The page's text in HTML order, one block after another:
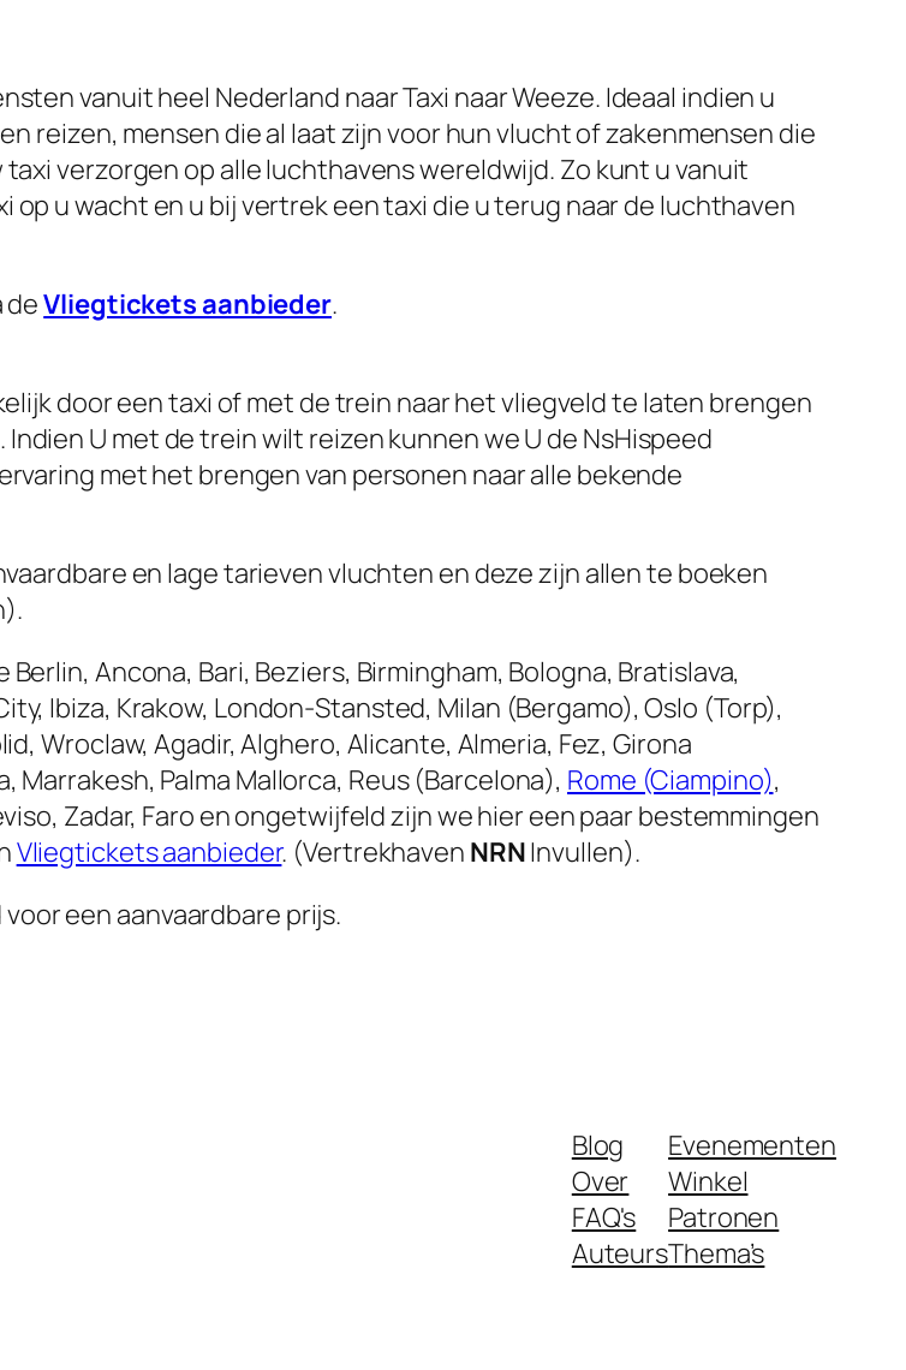
vanuit heel Nederland naar Taxi naar Weeze. Ideaal indien u
reizen, mensen die al laat zijn voor hun vlucht of zakenmensen die
verzorgen op alle luchthavens wereldwijd. Zo kunt u vanuit
u wacht en u bij vertrek een taxi die u terug naar de luchthaven
deVliegtickets aanbieder.
door een taxi of met de trein naar het vliegveld te laten brengen
U met de trein wilt reizen kunnen we U de NsHispeed
met het brengen van personen naar alle bekende
en lage tarieven vluchten en deze zijn allen te boeken
Ancona, Bari, Beziers, Birmingham, Bologna, Bratislava,
Ibiza, Krakow, London-Stansted, Milan (Bergamo), Oslo (Torp),
Wroclaw, Agadir, Alghero, Alicante, Almeria, Fez, Girona
Marrakesh, Palma Mallorca, Reus (Barcelona), Rome (Ciampino),
Zadar, Faro en ongetwijfeld zijn we hier een paar bestemmingen
Vliegtickets aanbieder. (Vertrekhaven NRNInvullen).
een aanvaardbare prijs.
Blog
Over
FAQ's
Auteurs
Evenementen
Winkel
Patronen
Thema’s